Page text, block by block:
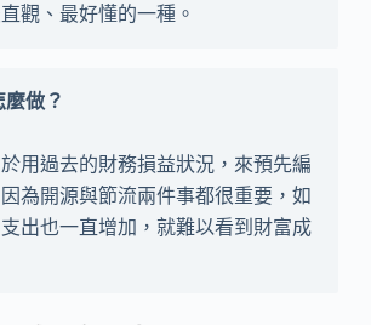
觀、最好懂的一種。
用過去的財務損益狀況，來預先編
為開源與節流兩件事都很重要，如
出也一直增加，就難以看到財富成